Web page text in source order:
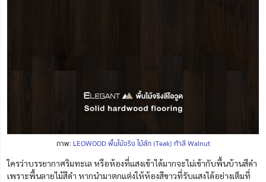
ภาพ: LEOWOOD พื้นไม้จริง ไม้สัก (Teak) ทำสี Walnut
ใครว่าบรรยากาศริมทะเล หรือห้องที่แสงเข้าได้มากจะไม่เข้ากับพื้นบ้านสีดำ
เพราะพื้นลายไม้สีดำ หากนำมาตกแต่งให้ห้องสีขาวที่รับแสงได้อย่างเต็มที่